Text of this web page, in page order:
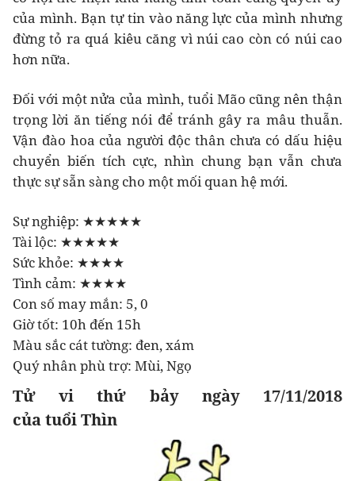
của mình. Bạn tự tin vào năng lực của mình nhưng
đừng tỏ ra quá kiêu căng vì núi cao còn có núi cao
hơn nữa.
Đối với một nửa của mình, tuổi Mão cũng nên thận
trọng lời ăn tiếng nói để tránh gây ra mâu thuẫn.
Vận đào hoa của người độc thân chưa có dấu hiệu
chuyển biến tích cực, nhìn chung bạn vẫn chưa
thực sự sẵn sàng cho một mối quan hệ mới.
Sự nghiệp: ★★★★★
Tài lộc: ★★★★★
Sức khỏe: ★★★★
Tình cảm: ★★★★
Con số may mắn: 5, 0
Giờ tốt: 10h đến 15h
Màu sắc cát tường: đen, xám
Quý nhân phù trợ: Mùi, Ngọ
Tử vi thứ bảy ngày 17/11/2018
của tuổi Thìn